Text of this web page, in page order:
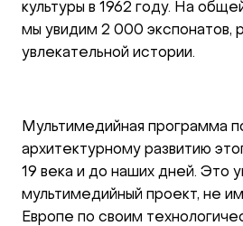
культуры в 1962 году. На
мы увидим 2 000 экспонатов,
увлекательной истории.
Мультимедийная программа
архитектурному развитию
19 века и до наших дней. Это
мультимедийный проект, не
Европе по своим